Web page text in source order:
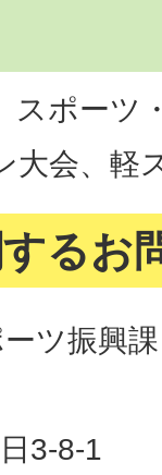
スポーツ
大会、軽
るお
ツ振興課
3-8-1